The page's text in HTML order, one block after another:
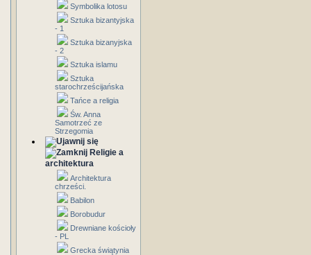
Symbolika lotosu
Sztuka bizantyjska
- 1
Sztuka bizanyjska
- 2
Sztuka islamu
Sztuka
starochrześcijańska
Tańce a religia
Św. Anna
Samotrzeć ze
Strzegomia
Religie a
architektura
Architektura
chrześci.
Babilon
Borobudur
Drewniane kościoły
- PL
Grecka świątynia